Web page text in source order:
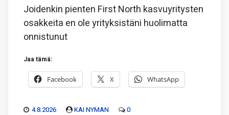
Joidenkin pienten First North kasvuyritysten
osakkeita en ole yrityksistäni huolimatta
onnistunut
Jaa tämä:
Facebook X WhatsApp
4.8.2026 KAI NYMAN 0